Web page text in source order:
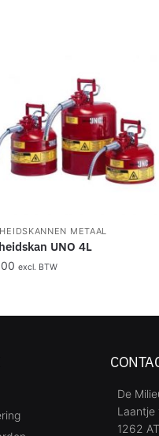
METAAL
UNO 4L
excl. BTW
De
Laantje
1262